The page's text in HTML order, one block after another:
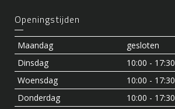
Openingstijden
Maandag
gesloten
Dinsdag
10:00 - 17:30
Woensdag
10:00 - 17:30
Donderdag
10:00 - 17:30